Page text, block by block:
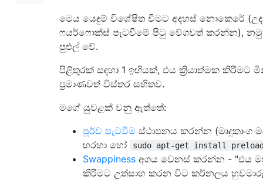
මෙය යෙදුම් විශේෂිත වීමට අදහස් නොකෙරේ
ෆයර්ෆොක්ස් පැටවීමේ පිටු වේගවත් කරන්න),
පුළුල් වේ.
පිළිතුරක් සඳහා 1 ඉඟියක්, එය ක්‍රියාත්මක කිරීමට
ප්‍රමාණවත් විස්තර සහිතව.
මගේ යුවළක් වනු ඇත්තේ:
පූර්ව පැටවීම ස්ථාපනය කරන්න (මෘදුකාංග
හරහා හෝ
sudo apt-get install
Swappiness අගය වෙනස් කරන්න - "එය
කිරීමට උත්සාහ කරන විට කර්නලය